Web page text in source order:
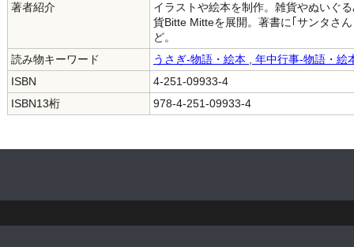
著者紹介
イラストや絵本を制作。雑貨やぬいぐ
貨Bitte Mitteを展開。著書に｢サンタさ
ど。
読み物キーワード
うさぎ-物語・絵本
年中行事-物語・絵
ISBN
4-251-09933-4
ISBN13桁
978-4-251-09933-4